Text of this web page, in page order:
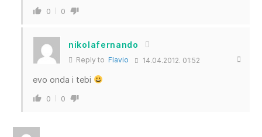
0 0
nikolafernando
Reply to Flavio 14.04.2012. 01:52
evo onda i tebi
0 0